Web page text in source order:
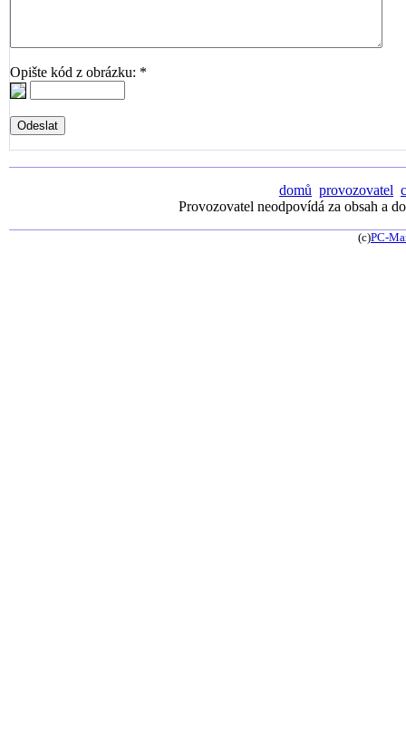
Opište kód z obrázku: *
domů provozovatel
Provozovatel neodpovídá za obsah a
(c)PC-